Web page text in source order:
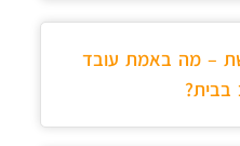
– מה באמת עובד
בבית?